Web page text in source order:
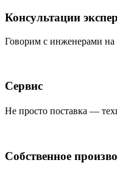
Консультации
Говорим с инженерами на
Сервис
Не просто поставка —
Собственное